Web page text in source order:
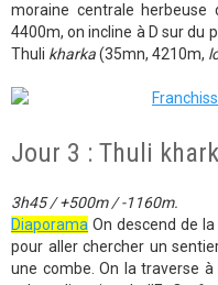
moraine centrale herbeuse
4400m, on incline à D sur du
Thuli kharka(35mn, 4210m,
Jour 3 : Thuli
3h45 / +500m / -1160m.
Diaporama On descend de la
pour aller chercher un
une combe. On la traverse